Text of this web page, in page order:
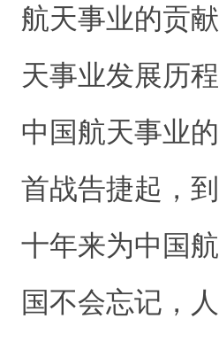
航天事业的贡
天事业发展历
中国航天事业
首战告捷起，
十年来为中国
国不会忘记，